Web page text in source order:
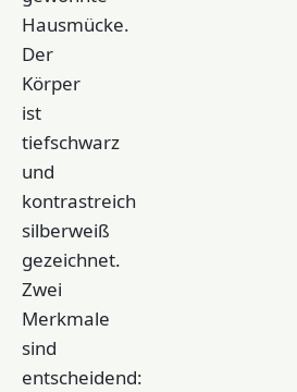
Hausmücke.
Der
Körper
ist
tiefschwarz
und
kontrastreich
silberweiß
gezeichnet.
Zwei
Merkmale
sind
entscheidend: